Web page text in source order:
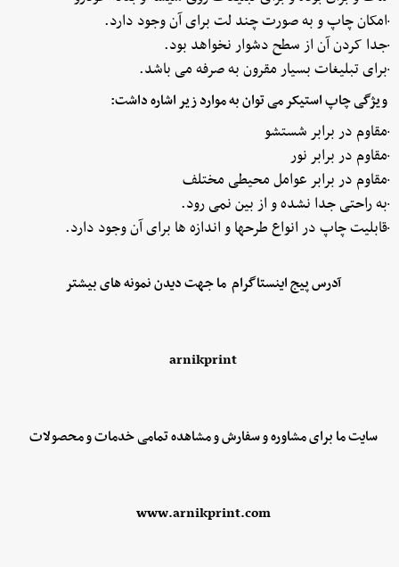
·امکان چاپ و به صورت چند لت برای آن وجود دارد.
·جدا کردن آن از سطح دشوار نخواهد بود.
·برای تبلیغات بسیار مقرون به صرفه می باشد.
ویژگی چاپ استیکر می توان به موارد زیر اشاره داشت:
·مقاوم در برابر شستشو
·مقاوم در برابر نور
·مقاوم در برابر عوامل محیطی مختلف
·به راحتی جدا نشده و از بین نمی رود.
·قابلیت چاپ در انواع طرحها و اندازه ها برای آن وجود دارد.
آدرس پیج اینستاگرام ما جهت دیدن نمونه های بیشتر
arnikprint
سایت ما برای مشاوره و سفارش و مشاهده تمامی خدمات و محصولات
www.arnikprint.com